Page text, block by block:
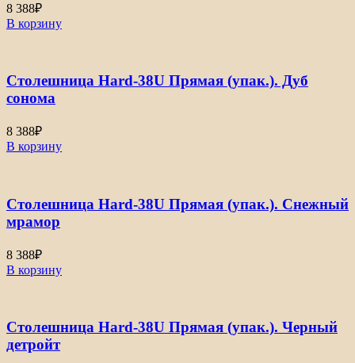
8 388₽
В корзину
Столешница Hard-38U Прямая (упак.). Дуб
сонома
8 388₽
В корзину
Столешница Hard-38U Прямая (упак.). Снежный
мрамор
8 388₽
В корзину
Столешница Hard-38U Прямая (упак.). Черный
детройт